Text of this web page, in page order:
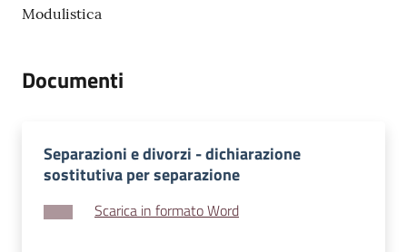
Modulistica
Documenti
Separazioni e divorzi - dichiarazione
sostitutiva per separazione
Scarica in formato Word